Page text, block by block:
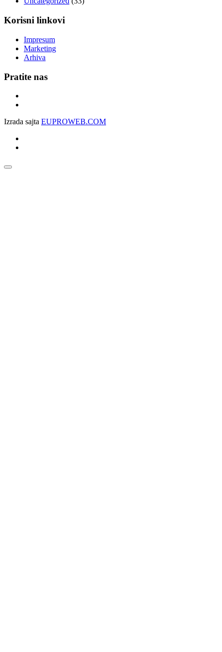
Korisni linkovi
Impresum
Marketing
Arhiva
Pratite nas
Izrada sajta EUPROWEB.COM